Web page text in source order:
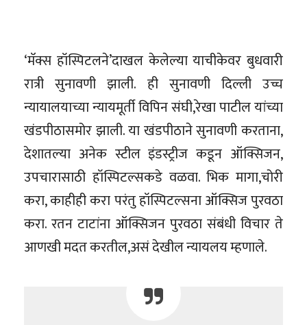
‘मॅक्स हॉस्पिटलने’दाखल केलेल्या याचीकेवर बुधवारी
रात्री सुनावणी झाली. ही सुनावणी दिल्ली उच्च
न्यायालयाच्या न्यायमूर्ती विपिन संघी,रेखा पाटील यांच्या
खंडपीठासमोर झाली. या खंडपीठाने सुनावणी करताना,
देशातल्या अनेक स्टील इंडस्ट्रीज कडून ऑक्सिजन,
उपचारासाठी हॉस्पिटल्सकडे वळवा. भिक मागा,चोरी
करा, काहीही करा परंतु हॉस्पिटल्सना ऑक्सिज पुरवठा
करा. रतन टाटांना ऑक्सिजन पुरवठा संबंधी विचार ते
आणखी मदत करतील,असं देखील न्यायलय म्हणाले.